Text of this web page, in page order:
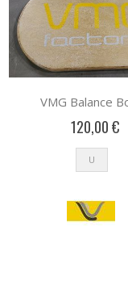
VMG Balance
120,00 €
U
κατά